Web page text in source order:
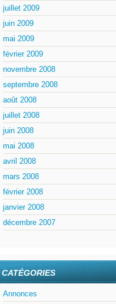
juillet 2009
juin 2009
mai 2009
février 2009
novembre 2008
septembre 2008
août 2008
juillet 2008
juin 2008
mai 2008
avril 2008
mars 2008
février 2008
janvier 2008
décembre 2007
CATÉGORIES
Annonces